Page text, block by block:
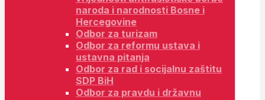
naroda i narodnosti Bosne i
Hercegovine
Odbor za turizam
Odbor za reformu ustava i
ustavna pitanja
Odbor za rad i socijalnu zaštitu
SDP BiH
Odbor za pravdu i državnu